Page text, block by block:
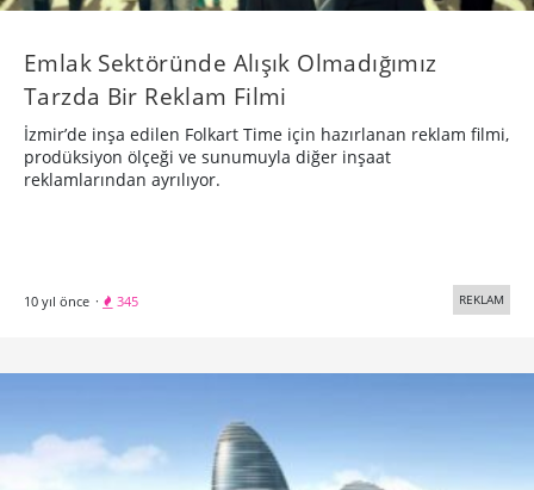
Emlak Sektöründe Alışık Olmadığımız
Tarzda Bir Reklam Filmi
İzmir’de inşa edilen Folkart Time için hazırlanan reklam filmi,
prodüksiyon ölçeği ve sunumuyla diğer inşaat
reklamlarından ayrılıyor.
10 yıl önce · 345 REKLAM